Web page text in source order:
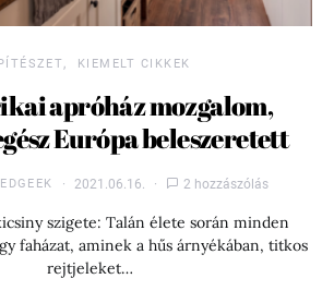
KIEMELT CIKKEK
apróház mozgalom,
Európa beleszeretett
2021.06.16. 2 hozzászólás
szigete: Talán élete során minden
faházat, aminek a hűs árnyékában, titkos
rejtjeleket…